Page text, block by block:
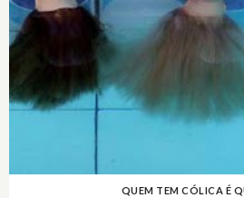
QUEM TEM CÓLICA É